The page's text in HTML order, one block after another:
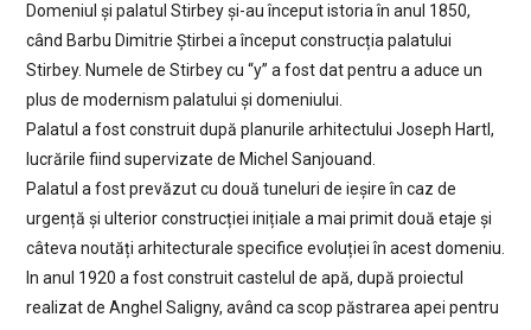
Domeniul și palatul Stirbey și-au început istoria în anul 1850,
când Barbu Dimitrie Știrbei a început construcția palatului
Stirbey. Numele de Stirbey cu “y” a fost dat pentru a aduce un
plus de modernism palatului și domeniului.
Palatul a fost construit după planurile arhitectului Joseph Hartl,
lucrările fiind supervizate de Michel Sanjouand.
Palatul a fost prevăzut cu două tuneluri de ieșire în caz de
urgență și ulterior construcției inițiale a mai primit două etaje și
câteva noutăți arhitecturale specifice evoluției în acest domeniu.
In anul 1920 a fost construit castelul de apă, după proiectul
realizat de Anghel Saligny, având ca scop păstrarea apei pentru